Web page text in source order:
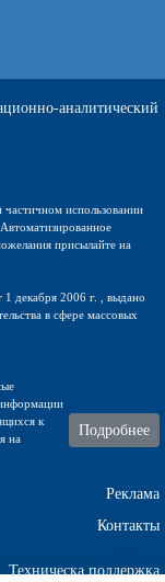
аналитический
использовании
присылайте на
декабря 2006 г. , выдано
в сфере массовых
к
на
Подробнее
Реклама
Контакты
Техническа поддержка